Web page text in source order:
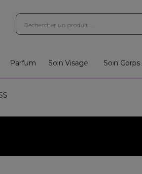
Parfum Soin Visage Soin Corps